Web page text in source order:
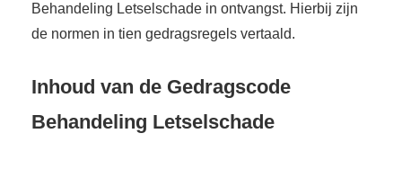
Behandeling Letselschade in ontvangst. Hierbij zijn
de normen in tien gedragsregels vertaald.
Inhoud van de Gedragscode
Behandeling Letselschade